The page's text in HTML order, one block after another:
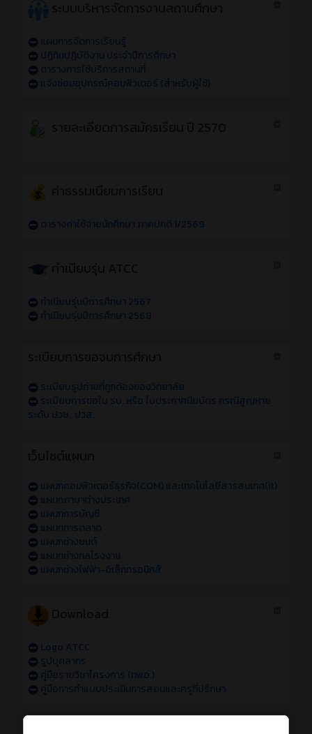
แผนการจัดการเรียนรู้
ปฏิทินปฏิบัติงาน ประจำปีการศึกษา
ตารางการใช้บริการสถานที่
แจ้งซ่อมอุปกรณ์คอมพิวเตอร์ (สำหรับผู้ใช้)
ตารางค่าใช้จ่ายนักศึกษา ภาคปกติ 1/2569
ทำเนียบรุ่นปีการศึกษา 2567
ทำเนียบรุ่นปีการศึกษา 2568
ระเบียบรูปถ่ายที่ถูกต้องของวิทยาลัย
ระเบียบการขอใบ รบ. หรือ ใบประกาศนียบัตร กรณีสูญหาย
ระดับ ปวช., ปวส.
แผนกคอมพิวเตอร์ธุรกิจ(COM) และเทคโนโลยีสารสนเทศ(it)
แผนกภาษาต่างประเทศ
แผนกการบัญชี
แผนกการตลาด
แผนกช่างยนต์
แผนกช่างกลโรงงาน
แผนกช่างไฟฟ้า-อิเล็กทรอนิกส์
Logo ATCC
รูปบุคลากร
คู่มือรายวิชาโครงการ (ทพอ.)
คู่มือการทำแบบประเมินการสอนและครูที่ปรึกษา